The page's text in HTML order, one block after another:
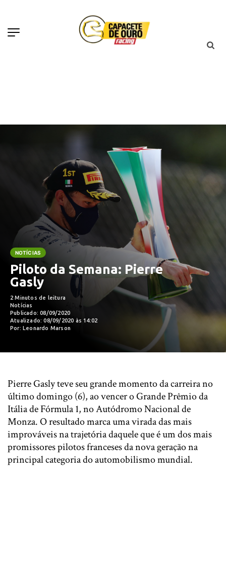
NOTÍCIAS
Piloto da Semana: Pierre
Gasly
2 Minutos de leitura
Notícias
Publicado: 08/09/2020
Atualizado: 08/09/2020 às 14:02
Por: Leonardo Marson
Pierre Gasly teve seu grande momento da carreira no
último domingo (6), ao vencer o Grande Prêmio da
Itália de Fórmula 1, no Autódromo Nacional de
Monza. O resultado marca uma virada das mais
improváveis na trajetória daquele que é um dos mais
promissores pilotos franceses da nova geração na
principal categoria do automobilismo mundial.